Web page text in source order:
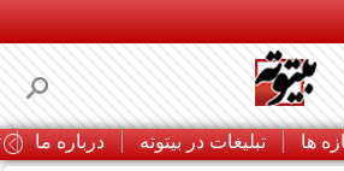
ها تبلیغات در بیتوته درباره ما